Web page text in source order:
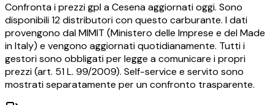
Confronta i prezzigplaCesenaaggiornati oggi. Sono
disponibili12distributori con questo carburante. I dati
provengono dal MIMIT (Ministero delle Imprese e del Made
in Italy) e vengono aggiornati quotidianamente. Tutti i
gestori sono obbligati per legge a comunicare i propri
prezzi (art. 51 L. 99/2009). Self-service e servito sono
mostrati separatamente per un confronto trasparente.